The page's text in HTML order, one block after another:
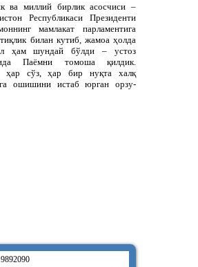
ва миллий бирлик асосчиси –
Республикаси Президенти
мамлакат парламентига
билан кутиб, жамоа ҳолда
ҳам шундай бўлди – устоз
Паёмни томоша қилдик.
ҳар сўз, ҳар бир нуқта халқ
ошишини истаб юрган орзу-
9892090